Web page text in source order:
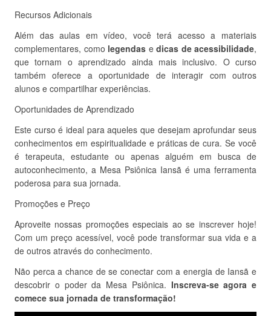
Recursos Adicionais
Além das aulas em vídeo, você terá acesso a materiais
complementares, como legendas e dicas de acessibilidade,
que tornam o aprendizado ainda mais inclusivo. O curso
também oferece a oportunidade de interagir com outros
alunos e compartilhar experiências.
Oportunidades de Aprendizado
Este curso é ideal para aqueles que desejam aprofundar seus
conhecimentos em espiritualidade e práticas de cura. Se você
é terapeuta, estudante ou apenas alguém em busca de
autoconhecimento, a Mesa Psiônica Iansã é uma ferramenta
poderosa para sua jornada.
Promoções e Preço
Aproveite nossas promoções especiais ao se inscrever hoje!
Com um preço acessível, você pode transformar sua vida e a
de outros através do conhecimento.
Não perca a chance de se conectar com a energia de Iansã e
descobrir o poder da Mesa Psiônica. Inscreva-se agora e
comece sua jornada de transformação!